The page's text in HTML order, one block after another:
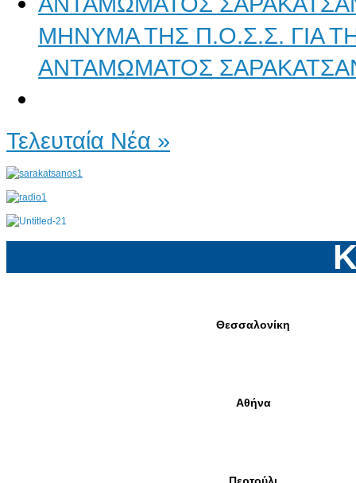
ΜΗΝΥΜΑ ΤΗΣ Π.Ο.Σ.Σ. ΓΙΑ
ΑΝΤΑΜΩΜΑΤΟΣ
Τελευταία Νέα »